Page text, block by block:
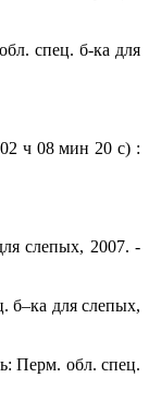
спец. б-ка для
ч 08 мин 20 с) :
слепых, 2007. -
б–ка для слепых,
Перм. обл. спец.